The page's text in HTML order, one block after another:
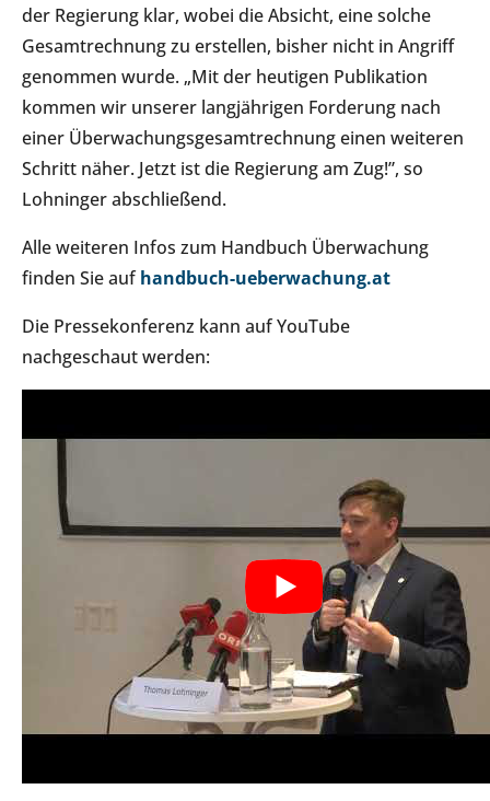
der Regierung klar, wobei die Absicht, eine solche
Gesamtrechnung zu erstellen, bisher nicht in Angriff
genommen wurde. „Mit der heutigen Publikation
kommen wir unserer langjährigen Forderung nach
einer Überwachungsgesamtrechnung einen weiteren
Schritt näher. Jetzt ist die Regierung am Zug!”, so
Lohninger abschließend.
Alle weiteren Infos zum Handbuch Überwachung
finden Sie aufhandbuch-ueberwachung.at
Die Pressekonferenz kann auf YouTube
nachgeschaut werden: